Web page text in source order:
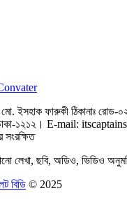
ইসহাক ফারুকী ঠিকানাঃ রোড-
১২১২। E-mail:
সংরক্ষিত
লেখা, ছবি, অডিও, ভিডিও
বিডি © 2025